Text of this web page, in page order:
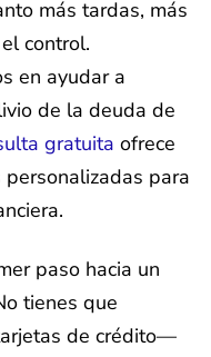
más tardas, más
control.
en ayudar a
de la deuda de
gratuita ofrece
para
paso hacia un
tienes que
de crédito—